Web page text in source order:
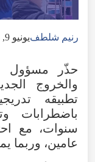
رنيم شلطفيونيو 9, 2026
حذّر مسؤول
والخروج
تطبيقه
باضطرابات
سنوات، مع
عامين، وربما